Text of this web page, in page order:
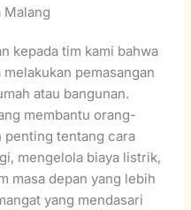
Malang
kepada tim kami bahwa
pemasangan
atau bangunan.
membantu orang-
penting tentang cara
mengelola biaya listrik,
masa depan yang lebih
yang mendasari